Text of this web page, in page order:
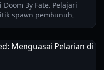
By Fate. Pelajari
spawn pembunuh,